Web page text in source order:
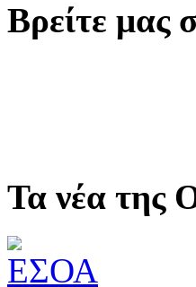
Βρείτε μας
Τα νέα της